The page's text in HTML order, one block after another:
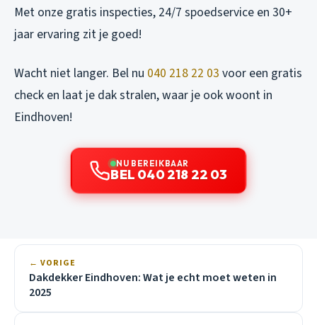
Met onze gratis inspecties, 24/7 spoedservice en 30+
jaar ervaring zit je goed!
Wacht niet langer. Bel nu 040 218 22 03 voor een gratis
check en laat je dak stralen, waar je ook woont in
Eindhoven!
NU BEREIKBAAR
BEL 040 218 22 03
← VORIGE
Dakdekker Eindhoven: Wat je echt moet weten in
2025